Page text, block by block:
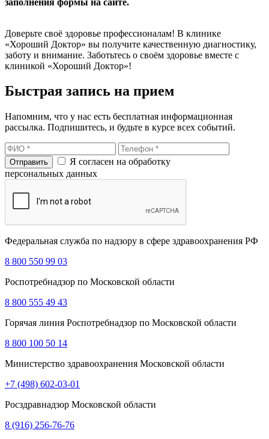
Доверьте своё здоровье профессионалам! В клинике
«Хороший Доктор» вы получите качественную диагностику,
заботу и внимание. Заботьтесь о своём здоровье вместе с
клиникой «Хороший Доктор»!
Быстрая запись на прием
Напомним, что у нас есть бесплатная информационная
рассылка. Подпишитесь, и будьте в курсе всех событий.
Я согласен на обработку
персональных данных
Федеральная служба по надзору в сфере здравоохранения РФ
8 800 550 99 03
Роспотребнадзор по Московской области
8 800 555 49 43
Горячая линия Роспотребнадзор по Московской области
8 800 100 50 14
Министерство здравоохранения Московской области
+7 (498) 602-03-01
Росздравнадзор Московской области
8 (916) 256-76-76